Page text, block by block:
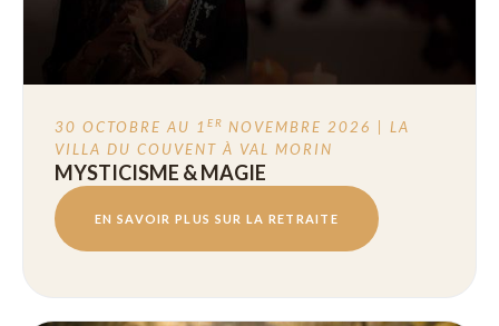
30 OCTOBRE AU 1 ER NOVEMBRE 2026 | LA
VILLA DU COUVENT À VAL MORIN
MYSTICISME & MAGIE
EN SAVOIR PLUS SUR LA RETRAITE